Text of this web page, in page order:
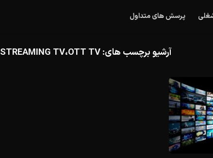
پرسش های متداول
آرشیو برچسب های:STREAMING TV،OTT TV